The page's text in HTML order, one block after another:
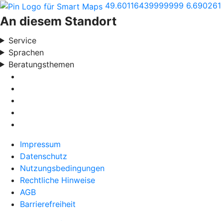
49.60116439999999 6.690261
An diesem Standort
Service
Sprachen
Beratungsthemen
Impressum
Datenschutz
Nutzungsbedingungen
Rechtliche Hinweise
AGB
Barrierefreiheit